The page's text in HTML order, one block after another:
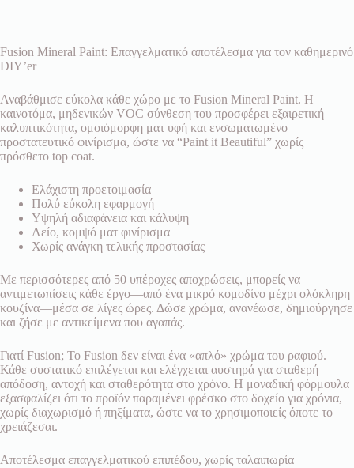
Fusion Mineral Paint: Επαγγελματικό αποτέλεσμα για τον καθημερινό
DIY’er
Αναβάθμισε εύκολα κάθε χώρο με το Fusion Mineral Paint. Η
καινοτόμα, μηδενικών VOC σύνθεση του προσφέρει εξαιρετική
καλυπτικότητα, ομοιόμορφη ματ υφή και ενσωματωμένο
προστατευτικό φινίρισμα, ώστε να “Paint it Beautiful” χωρίς
πρόσθετο top coat.
Ελάχιστη προετοιμασία
Πολύ εύκολη εφαρμογή
Υψηλή αδιαφάνεια και κάλυψη
Λείο, κομψό ματ φινίρισμα
Χωρίς ανάγκη τελικής προστασίας
Με περισσότερες από 50 υπέροχες αποχρώσεις, μπορείς να
αντιμετωπίσεις κάθε έργο—από ένα μικρό κομοδίνο μέχρι ολόκληρη
κουζίνα—μέσα σε λίγες ώρες. Δώσε χρώμα, ανανέωσε, δημιούργησε
και ζήσε με αντικείμενα που αγαπάς.
Γιατί Fusion; Το Fusion δεν είναι ένα «απλό» χρώμα του ραφιού.
Κάθε συστατικό επιλέγεται και ελέγχεται αυστηρά για σταθερή
απόδοση, αντοχή και σταθερότητα στο χρόνο. Η μοναδική φόρμουλα
εξασφαλίζει ότι το προϊόν παραμένει φρέσκο στο δοχείο για χρόνια,
χωρίς διαχωρισμό ή πηξίματα, ώστε να το χρησιμοποιείς όποτε το
χρειάζεσαι.
Αποτέλεσμα επαγγελματικού επιπέδου, χωρίς ταλαιπωρία